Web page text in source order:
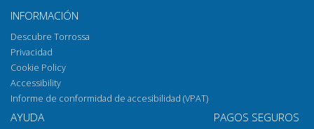
INFORMACIÓN
Descubre Torrossa
Privacidad
Cookie Policy
Accessibility
Informe de conformidad de accesibilidad (VPAT)
AYUDA PAGOS SEGUROS